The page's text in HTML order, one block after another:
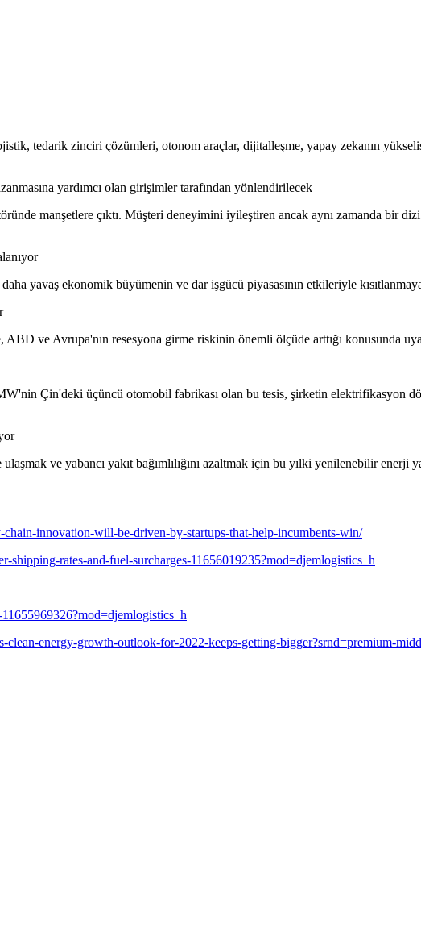
tedarik zinciri çözümleri, otonom araçlar, dijitalleşme, yapay zekanın
yardımcı olan girişimler tarafından yönlendirilecek
manşetlere çıktı. Müşteri deneyimini iyileştiren ancak aynı zamanda bir dizi
yavaş ekonomik büyümenin ve dar işgücü piyasasının etkileriyle
ve Avrupa'nın resesyona girme riskinin önemli ölçüde arttığı konusunda
Çin'deki üçüncü otomobil fabrikası olan bu tesis, şirketin elektrifikasyon
ve yabancı yakıt bağımlılığını azaltmak için bu yılki yenilenebilir enerji
innovation-will-be-driven-by-startups-that-help-incumbents-win/
rates-and-fuel-surcharges-11656019235?mod=djemlogistics_h
energy-growth-outlook-for-2022-keeps-getting-bigger?srnd=premium-